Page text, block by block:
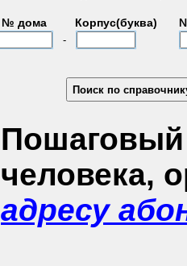
№ дома Корпус(буква)
-
Пошаговый
человека,
адресу